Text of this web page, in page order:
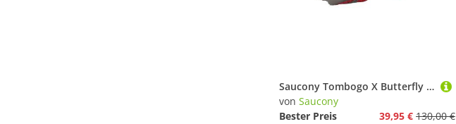
Saucony Tombogo X Butterfly (Clog-Außenschuh) braun Herren Sneaker
von Saucony
Bester Preis
39,95 € 130,00 €